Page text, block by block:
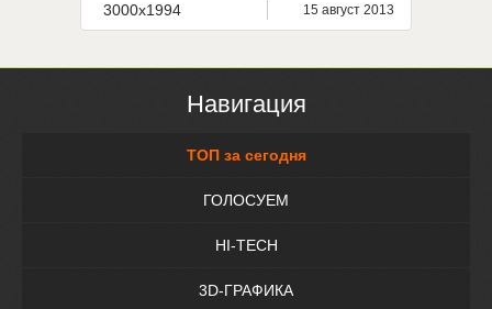
3000x1994 15 август 2013
Навигация
ТОП за сегодня
ГОЛОСУЕМ
HI-TECH
3D-ГРАФИКА